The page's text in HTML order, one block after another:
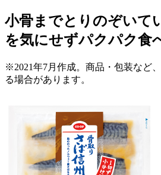
小骨までとりのぞいて
を気にせずパクパク食
※2021年7月作成。商品・包装など
る場合があります。